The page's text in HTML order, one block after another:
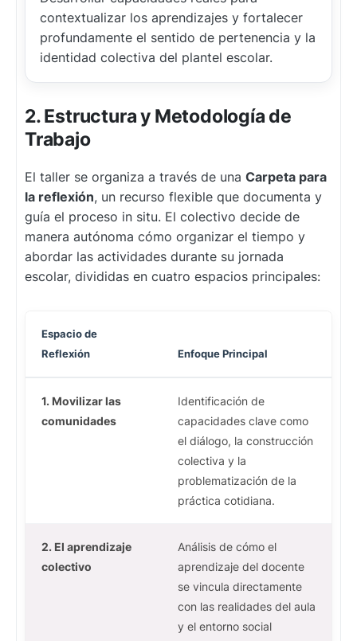
contextualizar los aprendizajes y fortalecer
profundamente el sentido de pertenencia y la
identidad colectiva del plantel escolar.
2. Estructura y Metodología de
Trabajo
El taller se organiza a través de una Carpeta para
la reflexión, un recurso flexible que documenta y
guía el proceso in situ. El colectivo decide de
manera autónoma cómo organizar el tiempo y
abordar las actividades durante su jornada
escolar, divididas en cuatro espacios principales:
Espacio de
Reflexión
Enfoque Principal
1. Movilizar las
comunidades
Identificación de
capacidades clave como
el diálogo, la construcción
colectiva y la
problematización de la
práctica cotidiana.
2. El aprendizaje
colectivo
Análisis de cómo el
aprendizaje del docente
se vincula directamente
con las realidades del aula
y el entorno social